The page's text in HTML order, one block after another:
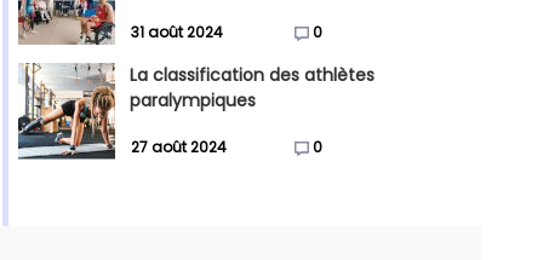
31 août 2024 0
La classification des athlètes
paralympiques
27 août 2024 0